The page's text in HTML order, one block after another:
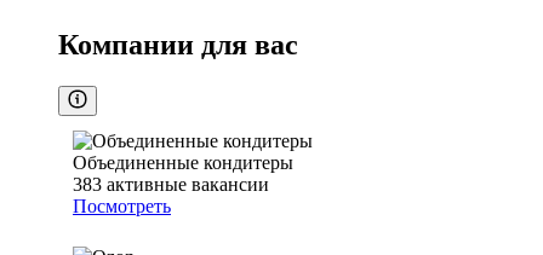
Компании для вас
Объединенные кондитеры
383 активные вакансии
Посмотреть